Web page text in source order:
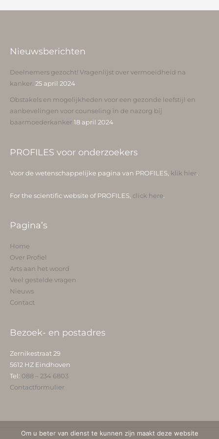
Nieuwsberichten
Deelnemers gezocht! Vragenlijst over vermoeidheid na
kanker. 25 april 2024
Obstakels en mogelijkheden voor een gezonde leefstijl en
aanbevelingen voor counseling in de nazorg bij
baarmoederkanker 18 april 2024
PROFILES voor onderzoekers
Voor de wetenschappelijke pagina van PROFILES, klik hier.
For the scientific website of PROFILES, click here
Pagina’s
Home
Over Profiel
Arts aan het woord
Veel gestelde vragen
Nieuws
Contact
Bezoek- en postadres
Zernikestraat 29
5612 HZ Eindhoven
Tel: 088 – 234 6803
Contactformulier
Om u beter van dienst te kunnen zijn maakt deze website